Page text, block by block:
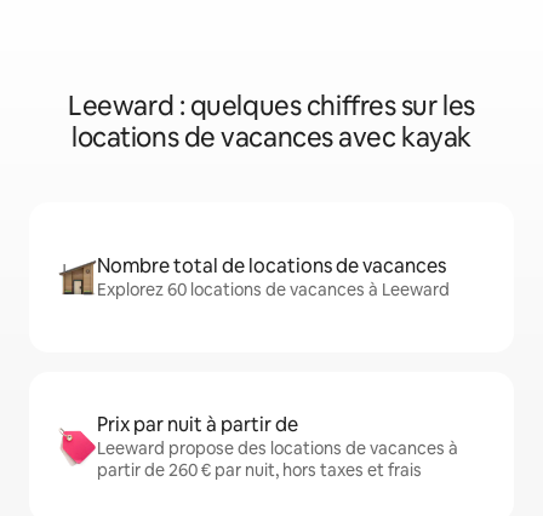
Leeward : quelques chiffres sur les
locations de vacances avec kayak
Nombre total de locations de vacances
Explorez 60 locations de vacances à Leeward
Prix par nuit à partir de
Leeward propose des locations de vacances à
partir de 260 € par nuit, hors taxes et frais